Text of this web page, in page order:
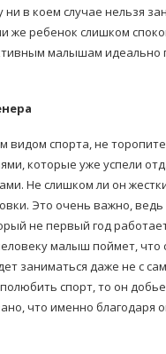
в коем случае нельзя
же ребенок слишком
малышам идеально
видом спорта, не
которые уже успели
Не слишком ли он
Это очень важно,
не первый год
малыш поймет, что
заниматься даже не с
спорт, то он
что именно